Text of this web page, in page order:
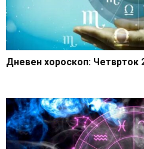
Дневен хороскоп: Четврток